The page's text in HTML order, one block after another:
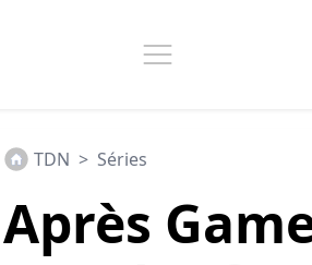
TDN > Séries
Après